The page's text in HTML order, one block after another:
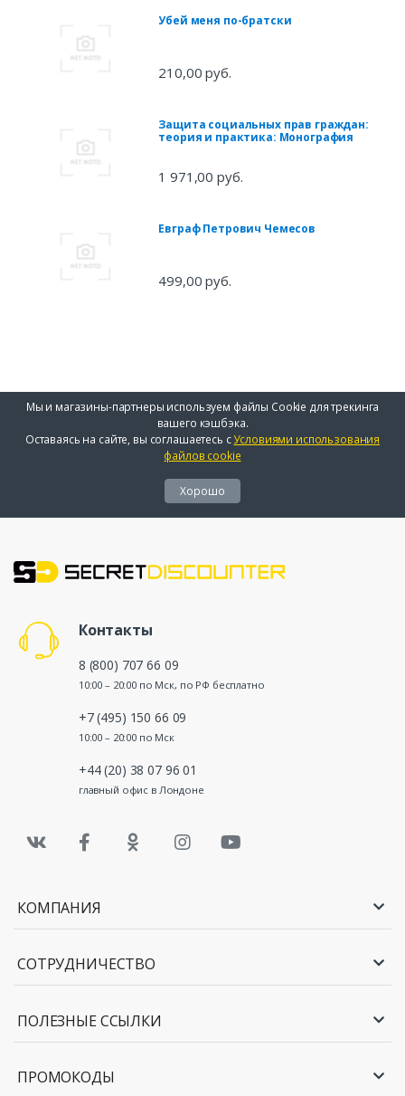
Убей меня по-братски
210,00 руб.
Защита социальных прав граждан:
теория и практика: Монография
1 971,00 руб.
Евграф Петрович Чемесов
499,00 руб.
Мы и магазины-партнеры используем файлы Cookie для трекинга
вашего кэшбэка.
Оставаясь на сайте, вы соглашаетесь сУсловиями использования
файлов cookie
Хорошо
Контакты
8 (800) 707 66 09
10:00 – 20:00 по Мск, по РФ бесплатно
+7 (495) 150 66 09
10:00 – 20:00 по Мск
+44 (20) 38 07 96 01
главный офис в Лондоне
КОМПАНИЯ
СОТРУДНИЧЕСТВО
ПОЛЕЗНЫЕ ССЫЛКИ
ПРОМОКОДЫ